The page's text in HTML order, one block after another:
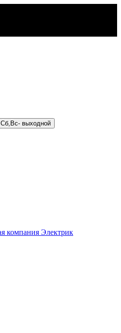
Пн-Пт с 09:00 до 18:00, Сб,Вс- выходной